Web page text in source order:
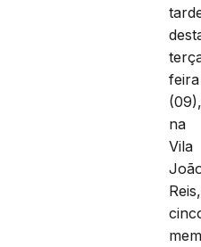
feira
na
Vila
Reis,